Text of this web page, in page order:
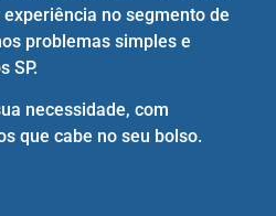
no segmento de
problemas simples e
SP.
necessidade, com
que cabe no seu bolso.